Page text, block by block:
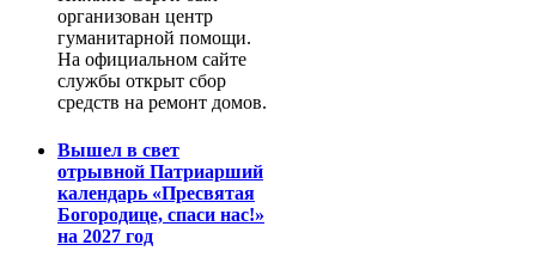
организован центр
гуманитарной помощи.
На официальном сайте
службы открыт сбор
средств на ремонт домов.
Вышел в свет
отрывной Патриарший
календарь «Пресвятая
Богородице, спаси нас!»
на 2027 год